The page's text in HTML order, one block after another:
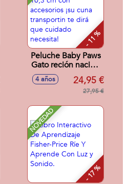
- 11 %
Peluche Baby Paws
Gato reción nacido
10,3 cm con
accesorios ¡su cuna
transportin te dirá
necesita!
4 años 24,95 €
27,95 €
NOVEDAD
- 17 %